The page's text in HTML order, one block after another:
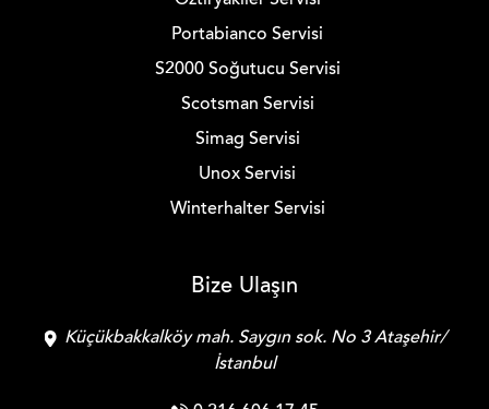
Portabianco Servisi
S2000 Soğutucu Servisi
Scotsman Servisi
Simag Servisi
Unox Servisi
Winterhalter Servisi
Bize Ulaşın
Küçükbakkalköy mah. Saygın sok. No 3 Ataşehir/
İstanbul